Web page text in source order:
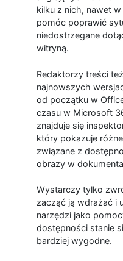
kilku z nich, nawet
pomóc poprawić
niedostrzegane
witryną.
Redaktorzy treści
najnowszych
od początku w
czasu w Microsoft
znajduje się
który pokazuje
związane z
obrazy w
Wystarczy tylko
zacząć ją wdrażać i
narzędzi jako
dostępności stanie
bardziej wygodne.